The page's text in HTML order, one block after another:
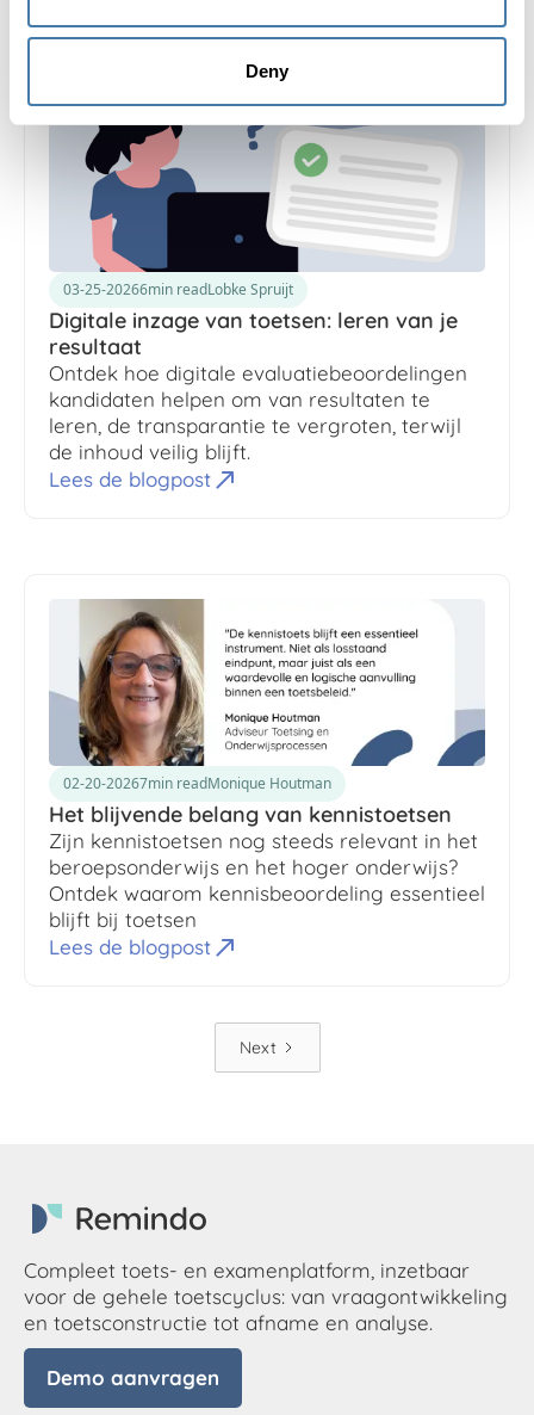
Deny
03-25-20266min readLobke Spruijt
Digitale inzage van toetsen: leren van je
resultaat
Ontdek hoe digitale evaluatiebeoordelingen
kandidaten helpen om van resultaten te
leren, de transparantie te vergroten, terwijl
de inhoud veilig blijft.
Lees de blogpost
02-20-20267min readMonique Houtman
Het blijvende belang van kennistoetsen
Zijn kennistoetsen nog steeds relevant in het
beroepsonderwijs en het hoger onderwijs?
Ontdek waarom kennisbeoordeling essentieel
blijft bij toetsen
Lees de blogpost
Next
Compleet toets- en examenplatform, inzetbaar
voor de gehele toetscyclus: van vraagontwikkeling
en toetsconstructie tot afname en analyse.
Demo aanvragen